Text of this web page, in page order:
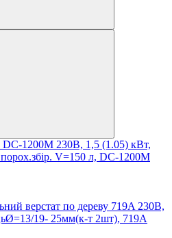
DC-1200M 230В, 1,5 (1.05) кВт,
V=150 л, DC-1200M